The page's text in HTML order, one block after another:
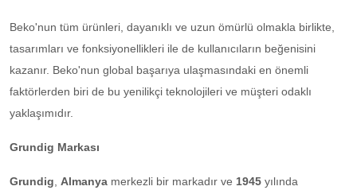
Beko'nun tüm ürünleri, dayanıklı ve uzun ömürlü olmakla birlikte,
tasarımları ve fonksiyonellikleri ile de kullanıcıların beğenisini
kazanır. Beko'nun global başarıya ulaşmasındaki en önemli
faktörlerden biri de bu yenilikçi teknolojileri ve müşteri odaklı
yaklaşımıdır.
Grundig Markası
Grundig Almanya merkezli bir markadır ve 1945 yılında